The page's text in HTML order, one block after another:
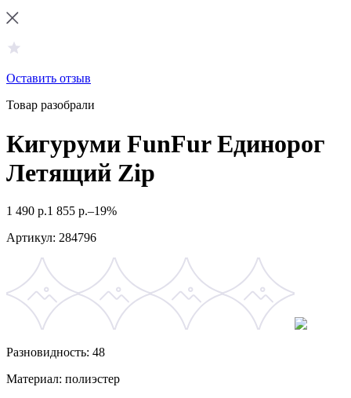
Оставить отзыв
Товар разобрали
Кигуруми FunFur Единорог
Летящий Zip
1 490 р.1 855 р.–19%
Артикул: 284796
Разновидность: 48
Материал: полиэстер